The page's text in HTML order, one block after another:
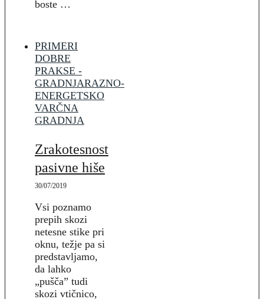
boste …
PRIMERI
DOBRE
PRAKSE -
GRADNJARAZNO-
ENERGETSKO
VARČNA
GRADNJA
Zrakotesnost
pasivne hiše
30/07/2019
Vsi poznamo
prepih skozi
netesne stike pri
oknu, težje pa si
predstavljamo,
da lahko
„pušča” tudi
skozi vtičnico,